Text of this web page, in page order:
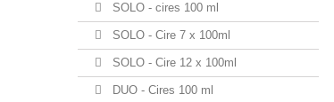
SOLO - cires 100 ml
SOLO - Cire 7 x 100ml
SOLO - Cire 12 x 100ml
DUO - Cires 100 ml